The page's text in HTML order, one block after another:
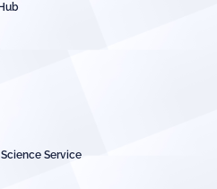
Service